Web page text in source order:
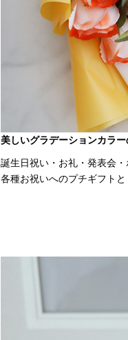
美しいグラデーションカラ
誕生日祝い・お礼・発表会
各種お祝いへのプチギフトと